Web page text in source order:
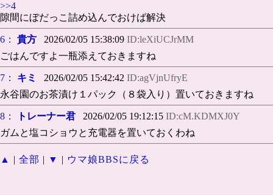
>>4
隙間にぼだっこ詰め込んでおけば解決
6： 貴方 2026/02/05 15:38:09 ID:leXiUCJrMM
ごはんですよ一瓶添えておきますね
7： キミ 2026/02/05 15:42:42 ID:agVjnUfryE
永谷園のお茶漬け１パック（８袋入り）置いておきますね
8： トレーナー君 2026/02/05 19:12:15 ID:cM.KDMXJ0Y
ガムと塩コショウと充電器を置いておくわね
▲ | 全部 | ▼ | ウマ娘BBSに戻る